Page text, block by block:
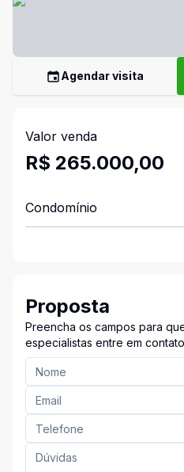
Agendar visita
Valor venda
R$ 265.000,00
Condomínio
Proposta
Preencha os campos para
especialistas entre em contato